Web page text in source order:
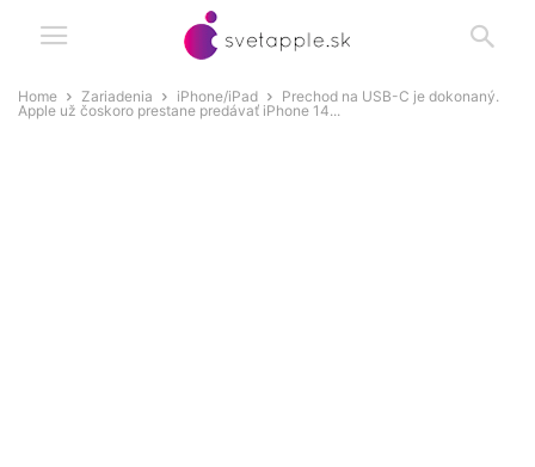
Home Zariadenia iPhone/iPad
Prechod na USB-C je dokonaný.
Apple už čoskoro prestane predávať iPhone 14...